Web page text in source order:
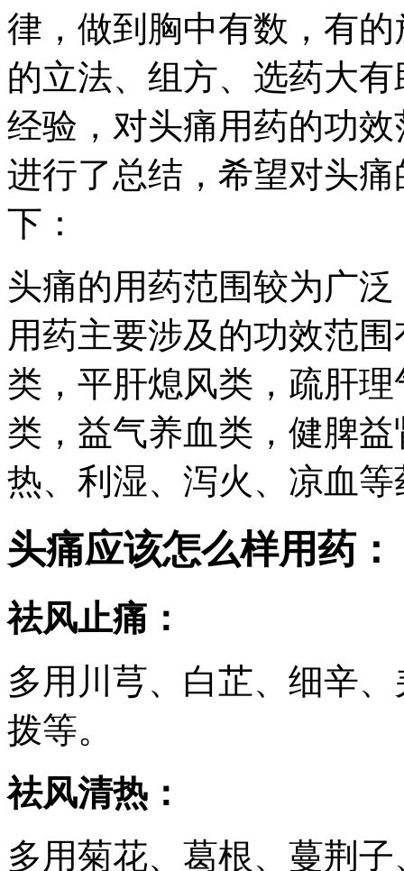
律，做到胸中有数，有
的立法、组方、选药大
经验，对头痛用药的功
进行了总结，希望对头
下：
头痛的用药范围较为广
用药主要涉及的功效范
类，平肝熄风类，疏肝
类，益气养血类，健脾
热、利湿、泻火、凉血等
头痛应该怎么样用药：
祛风止痛：
多用川芎、白芷、细辛
拨等。
祛风清热：
多用菊花、葛根、蔓荆